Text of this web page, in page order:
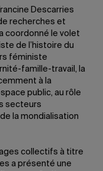
Descarries
recherches et
coordonné le volet
de l’histoire du
féministe
famille-travail, la
à la
public, au rôle
secteurs
la mondialisation
collectifs à titre
a présenté une